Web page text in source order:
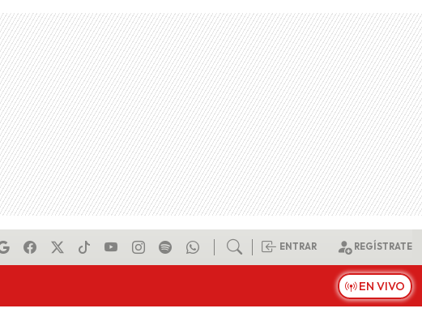
ENTRAR REGÍSTRATE
EN VIVO